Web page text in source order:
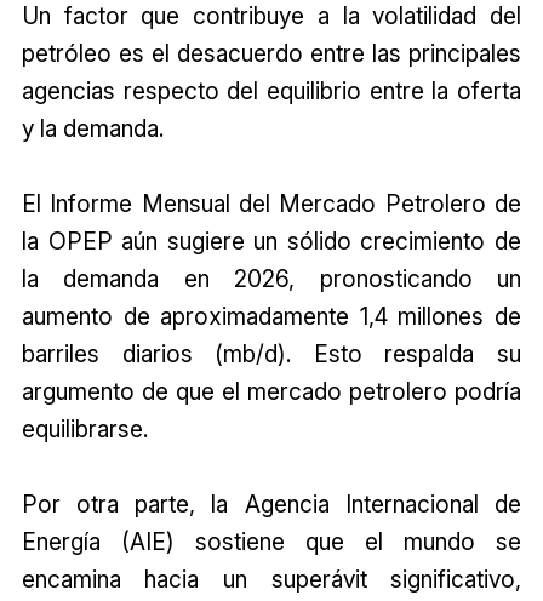
Un factor que contribuye a la volatilidad del
petróleo es el desacuerdo entre las principales
agencias respecto del equilibrio entre la oferta
y la demanda.
El Informe Mensual del Mercado Petrolero de
la OPEP aún sugiere un sólido crecimiento de
la demanda en 2026, pronosticando un
aumento de aproximadamente 1,4 millones de
barriles diarios (mb/d). Esto respalda su
argumento de que el mercado petrolero podría
equilibrarse.
Por otra parte, la Agencia Internacional de
Energía (AIE) sostiene que el mundo se
encamina hacia un superávit significativo,